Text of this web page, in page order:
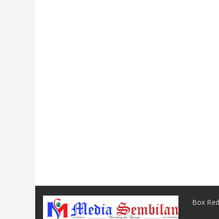
Box